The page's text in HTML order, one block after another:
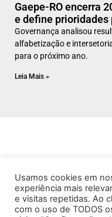
Gaepe-RO encerra
e define prioridades
Governança analisou
alfabetização e
para o próximo ano.
Leia Mais »
Usamos cookies em
experiência mais
e visitas repetidas. Ao
com o uso de TODOS